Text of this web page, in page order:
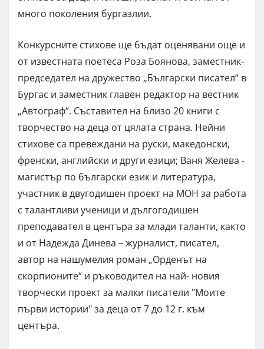
много поколения бургазлии.
Конкурсните стихове ще бъдат оценявани още и
от известната поетеса Роза Боянова, заместник-
председател на дружество „Български писател“ в
Бургас и заместник главен редактор на вестник
„Автограф“. Съставител на близо 20 книги с
творчество на деца от цялата страна. Нейни
стихове са превеждани на руски, македонски,
френски, английски и други езици; Ваня Желева -
магистър по български език и литература,
участник в двугодишен проект на МОН за работа
с талантливи ученици и дългогодишен
преподавател в центъра за млади таланти, както
и от Надежда Динева – журналист, писател,
автор на нашумелия роман „Орденът на
скорпионите“ и ръководител на най- новия
творчески проект за малки писатели "Моите
първи истории" за деца от 7 до 12 г. към
центъра.